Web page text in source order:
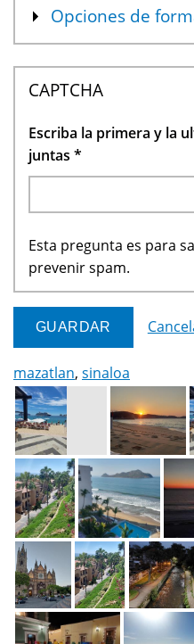
Mostrar
Opciones de
CAPTCHA
Escriba la primera y la
juntas *
Esta pregunta es para
prevenir spam.
mazatlan, sinaloa